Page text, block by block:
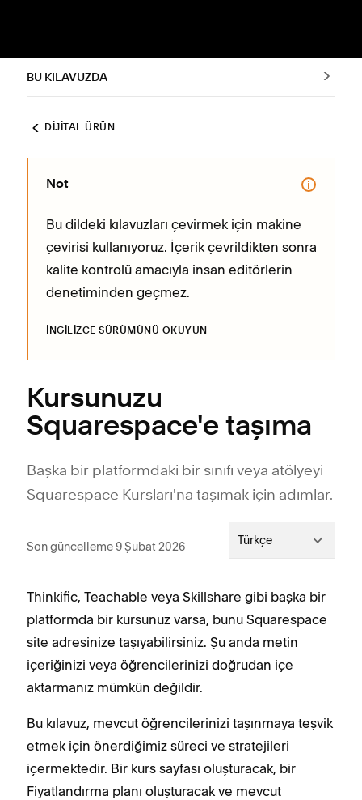
BU KILAVUZDA
DIJITAL ÜRÜN
Not
Bu dildeki kılavuzları çevirmek için makine
çevirisi kullanıyoruz. İçerik çevrildikten sonra
kalite kontrolü amacıyla insan editörlerin
denetiminden geçmez.
İNGILIZCE SÜRÜMÜNÜ OKUYUN
Kursunuzu
Squarespace'e taşıma
Başka bir platformdaki bir sınıfı veya atölyeyi
Squarespace Kursları'na taşımak için adımlar.
Son güncelleme 9 Şubat 2026 Türkçe
Thinkific, Teachable veya Skillshare gibi başka bir
platformda bir kursunuz varsa, bunu Squarespace
site adresinize taşıyabilirsiniz. Şu anda metin
içeriğinizi veya öğrencilerinizi doğrudan içe
aktarmanız mümkün değildir.
Bu kılavuz, mevcut öğrencilerinizi taşınmaya teşvik
etmek için önerdiğimiz süreci ve stratejileri
içermektedir. Bir kurs sayfası oluşturacak, bir
Fiyatlandırma planı oluşturacak ve mevcut